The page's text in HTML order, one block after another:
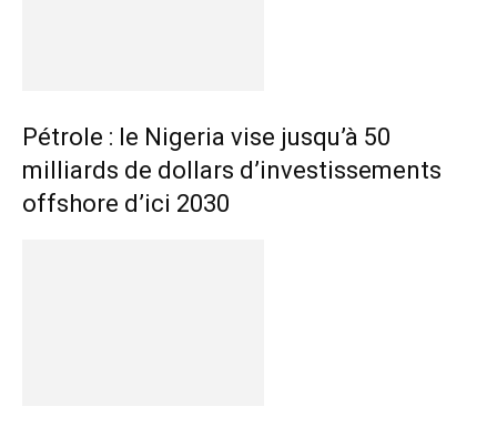
Pétrole : le Nigeria vise jusqu’à 50
milliards de dollars d’investissements
offshore d’ici 2030